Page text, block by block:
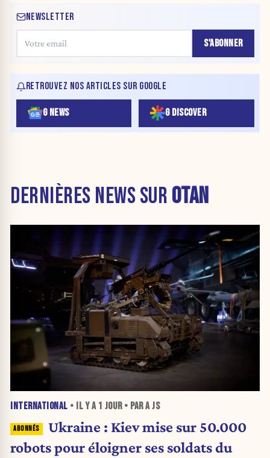
NEWSLETTER
S'ABONNER
RETROUVEZ NOS ARTICLES SUR GOOGLE
G NEWS G DISCOVER
DERNIÈRES NEWS SUR OTAN
INTERNATIONAL • IL Y A 1 JOUR• PAR A JS
Ukraine : Kiev mise sur 50.000
robots pour éloigner ses soldats du